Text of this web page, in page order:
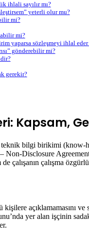
ihlali sayılır mı?
yeterli olur mu?
mi?
mi?
yaparsa sözleşmeyi ihlal eder
gönderebilir mi?
gerekir?
Kapsam,
bilgi birikimi (know-
Disclosure
çalışanın çalışma
açıklamamasını
yer alan işçinin